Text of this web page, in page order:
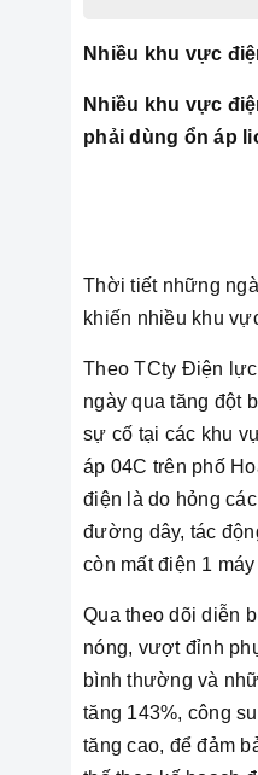
Nhiều khu vực
Nhiều khu vực
phải dùng ổn áp
Thời tiết những
khiến nhiều khu
Theo TCty Điện
ngày qua tăng đột
sự cố tại các khu
áp 04C trên phố
điện là do hỏng
đường dây, tác
còn mất điện 1
Qua theo dõi diễn
nóng, vượt đỉnh
bình thường và
tăng 143%, công
tăng cao, để đảm